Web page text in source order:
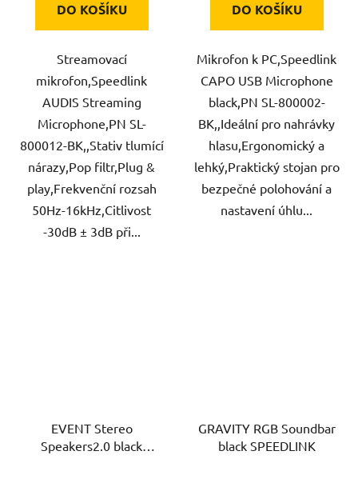
DO KOŠÍKU
Streamovací
mikrofon,Speedlink
AUDIS Streaming
Microphone,PN SL-
800012-BK,,Stativ tlumící
nárazy,Pop filtr,Plug &
play,Frekvenční rozsah
50Hz-16kHz,Citlivost
-30dB ± 3dB při...
DO KOŠÍKU
Mikrofon k PC,Speedlink
CAPO USB Microphone
black,PN SL-800002-
BK,,Ideální pro nahrávky
hlasu,Ergonomický a
lehký,Praktický stojan pro
bezpečné polohování a
nastavení úhlu...
EVENT Stereo
Speakers2.0 black
GRAVITY RGB Soundbar
black SPEEDLINK